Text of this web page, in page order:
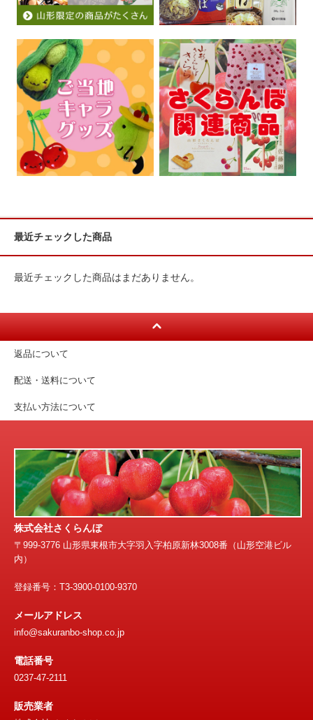
最近チェックした商品
最近チェックした商品はまだありません。
返品について
配送・送料について
支払い方法について
株式会社さくらんぼ
〒999-3776 山形県東根市大字羽入字柏原新林3008番（山形空港ビル
内）
登録番号：T3-3900-0100-9370
メールアドレス
info@sakuranbo-shop.co.jp
電話番号
0237-47-2111
販売業者